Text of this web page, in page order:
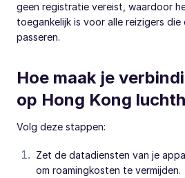
geen registratie vereist, waardoor
toegankelijk is voor alle reizigers die
passeren.
Hoe maak je
op Hong Kong
Volg deze stappen:
Zet de datadiensten van je
om roamingkosten te vermijden.